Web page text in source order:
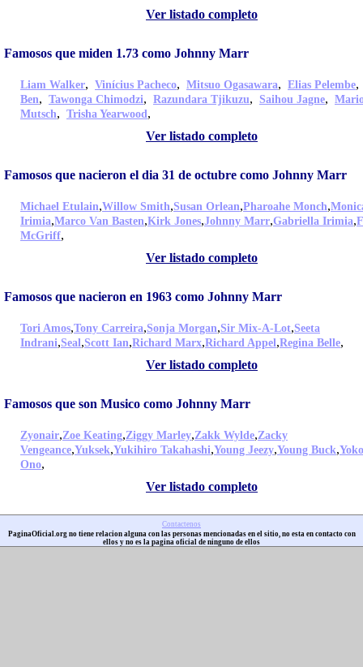
Ver listado completo
Famosos que miden 1.73 como Johnny Marr
Liam Walker, Vinícius Pacheco, Mitsuo Ogasawara, Elias Pelembe
Ben, Tawonga Chimodzi, Razundara Tjikuzu, Saihou Jagne,
Mutsch, Trisha Yearwood,
Ver listado completo
Famosos que nacieron el dia 31 de octubre como Johnny Marr
Michael Etulain,Willow Smith,Susan Orlean,Pharoahe Monch,
Irimia,Marco Van Basten,Kirk Jones,Johnny Marr,Gabriella Irimia,
McGriff,
Ver listado completo
Famosos que nacieron en 1963 como Johnny Marr
Tori Amos,Tony Carreira,Sonja Morgan,Sir Mix-A-Lot,Seeta
Indrani,Seal,Scott Ian,Richard Marx,Richard Appel,Regina Belle,
Ver listado completo
Famosos que son Musico como Johnny Marr
Zyonair,Zoe Keating,Ziggy Marley,Zakk Wylde,Zacky
Vengeance,Yuksek,Yukihiro Takahashi,Young Jeezy,Young Buck,Yoko
Ono,
Ver listado completo
Contactenos
PaginaOficial.org no tiene relacion alguna con las personas mencionadas en el sitio, no esta en contacto con
ellos y no es la pagina oficial de ninguno de ellos